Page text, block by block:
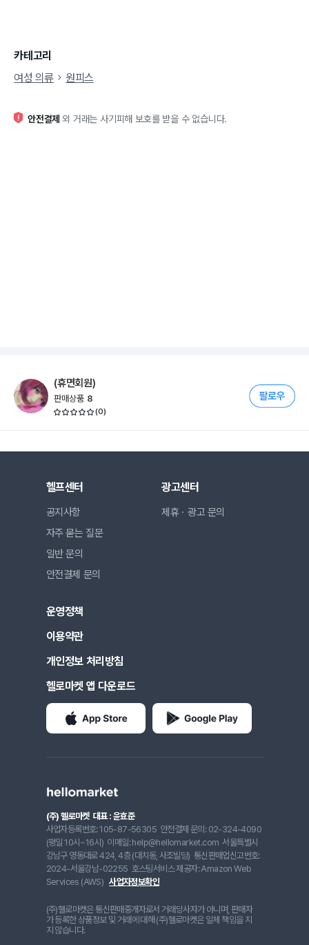
카테고리
여성 의류
원피스
안전결제 외 거래는 사기피해 보호를 받을 수 없습니다.
(휴면회원)
판매상품 8
(0)
헬프센터
공지사항
자주 묻는 질문
일반 문의
안전결제 문의
광고센터
제휴ㆍ광고 문의
운영정책
이용약관
개인정보 처리방침
헬로마켓 앱 다운로드
(주) 헬로마켓 대표 : 윤효준
사업자등록번호: 105-87-56305 안전결제 문의: 02-324-4090
(평일 10시~16시) 이메일: help@hellomarket.com 서울특별시
강남구 영동대로 424, 4층 (대치동, 사조빌딩) 통신판매업신고번호:
2024-서울강남-02255 호스팅서비스 제공자: Amazon Web
Services (AWS) 사업자정보확인
(주)헬로마켓은 통신판매중개자로서 거래당사자가 아니며, 판매자
가 등록한 상품정보 및 거래에 대해 (주)헬로마켓은 일체 책임을 지
지 않습니다.